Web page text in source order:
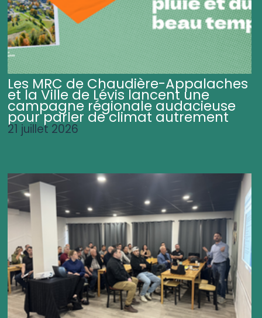
Les MRC de Chaudière-Appalaches
et la Ville de Lévis lancent une
campagne régionale audacieuse
pour parler de climat autrement
21 juillet 2026